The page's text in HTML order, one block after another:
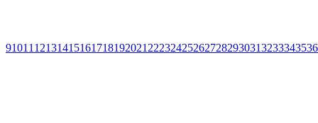
91011 12131415161718192021 222324252627282930313233343536